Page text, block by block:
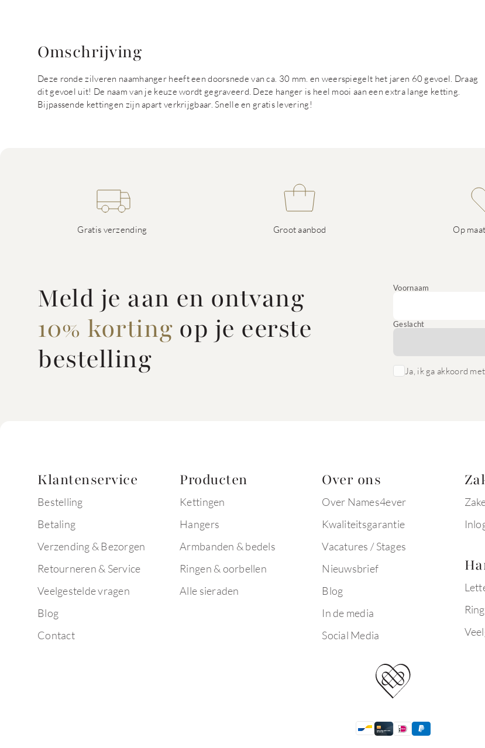
Omschrijving
Deze ronde zilveren naamhanger heeft een doorsnede van ca. 30 mm. en weerspiegelt het jaren 60 gevoel. Draag
dit gevoel uit! De naam van je keuze wordt gegraveerd. Deze hanger is heel mooi aan een extra lange ketting.
Bijpassende kettingen zijn apart verkrijgbaar. Snelle en gratis levering!
Gratis verzending Groot aanbod Op
Meld je aan en ontvang
10% korting op je eerste
bestelling
Voornaam
Geslacht
Ja, ik ga akkoord
Klantenservice
Bestelling
Betaling
Verzending & Bezorgen
Retourneren & Service
Veelgestelde vragen
Blog
Contact
Producten
Kettingen
Hangers
Armbanden & bedels
Ringen & oorbellen
Alle sieraden
Over ons
Over Names4ever
Kwaliteitsgarantie
Vacatures / Stages
Nieuwsbrief
Blog
In de media
Social Media